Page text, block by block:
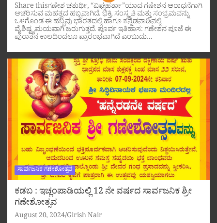
Share thisಗಣೇಶ ಚತುರ್ಥಿ, “ವಿಘ್ನಹರ್ತಾ”ಯಾದ ಗಣೇಶನ ಆರಾಧನೆಗಾಗಿ
ಆಚರಿಸುವ ಮಹತ್ವದ ಹಬ್ಬವಾಗಿದೆ. ಭಕ್ತಿ, ಸಂಸ್ಕೃತಿ ಮತ್ತು ಸಂಭ್ರಮವನ್ನು
ಒಳಗೊಂಡ ಈ ಹಬ್ಬವು ಭಾರತದಲ್ಲಿ ಹಾಗೂ ಕನ್ನಡನಾಡಿನಲ್ಲಿ
ವೈಶಿಷ್ಟ್ಯಮಯವಾಗಿ ಜರುಗುತ್ತದೆ. ಪೂರ್ವ ಇತಿಹಾಸ: ಗಣೇಶನ ಪೂಜೆ ಈ
ಪುರಾತನ ಕಾಲದಿಂದಲೂ ಪ್ರಾರಂಭವಾಗಿದೆ ಎಂಬುದು…
ಸಾರ್ವಜನಿಕ ಗಣೇಶೋತ್ಸವ
ಕಡಬ : ಇಚ್ಲಂಪಾಡಿಯಲ್ಲಿ 12 ನೇ ವರ್ಷದ ಸಾರ್ವಜನಿಕ ಶ್ರೀ
ಗಣೇಶೋತ್ಸವ
August 20, 2024 Girish Nair